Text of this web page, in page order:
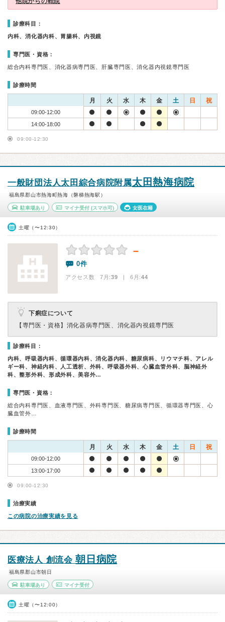
診療科目：
内科、消化器内科、胃腸科、内視鏡
専門医・資格：
総合内科専門医、消化器病専門医、肝臓専門医、消化器内視鏡専門医
診療時間
月 火 水 木 金 土 日 祝
09:00-12:00
14:00-18:00
09:00-12:30
一般財団法人太田綜合病院附属太田熱海病院
福島県郡山市熱海町熱海（磐梯熱海駅）
駐車場あり マイナ受付(スマホ可) 女医在籍
土曜（〜12:30）
－
0件
アクセス数 7月:39 | 6月:44
下痢症について
【専門医・資格】 消化器病専門医、消化器内視鏡専門医
診療科目：
内科、呼吸器内科、循環器内科、消化器内科、糖尿病科、リウマチ科、アレル
ギー科、神経内科、人工透析、外科、呼吸器外科、心臓血管外科、脳神経外
科、整形外科、形成外科、美容外…
専門医・資格：
総合内科専門医、血液専門医、外科専門医、糖尿病専門医、循環器専門医、心
臓血管外…
診療時間
月 火 水 木 金 土 日 祝
09:00-12:00
13:00-17:00
09:00-12:30
治療実績
この病院の治療実績を見る
医療法人 創流会朝日病院
福島県郡山市朝日
駐車場あり マイナ受付
土曜（〜12:00）